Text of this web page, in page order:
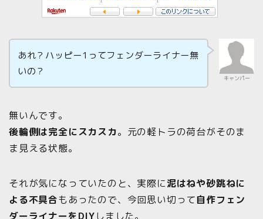
キャンパー
あれ？ハッピー1ってフェンダーライナー無
いの？
無いんです。
後輪側は完全にスカスカ。元の軽トラの荷台がそのま
ま見える状態。
それが気になっていたのと、実際に泥はねや砂跳ねに
よる不具合もあったので、今回思い切って自作フェン
ダーライナーをDIYしました。